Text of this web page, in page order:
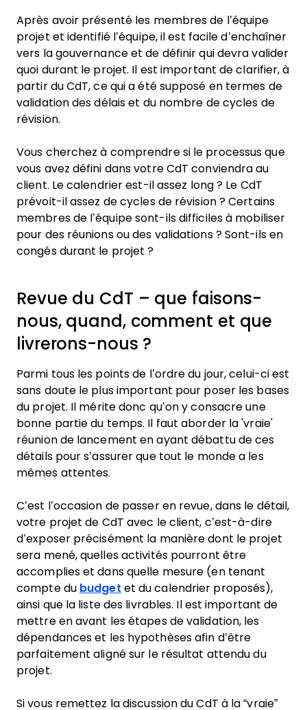
Après avoir présenté les membres de l’équipe
projet et identifié l’équipe, il est facile d’enchaîner
vers la gouvernance et de définir qui devra valider
quoi durant le projet. Il est important de clarifier, à
partir du CdT, ce qui a été supposé en termes de
validation des délais et du nombre de cycles de
révision.
Vous cherchez à comprendre si le processus que
vous avez défini dans votre CdT conviendra au
client. Le calendrier est-il assez long ? Le CdT
prévoit-il assez de cycles de révision ? Certains
membres de l’équipe sont-ils difficiles à mobiliser
pour des réunions ou des validations ? Sont-ils en
congés durant le projet ?
Revue du CdT – que faisons-
nous, quand, comment et que
livrerons-nous ?
Parmi tous les points de l’ordre du jour, celui-ci est
sans doute le plus important pour poser les bases
du projet. Il mérite donc qu’on y consacre une
bonne partie du temps. Il faut aborder la 'vraie'
réunion de lancement en ayant débattu de ces
détails pour s’assurer que tout le monde a les
mêmes attentes.
C’est l’occasion de passer en revue, dans le détail,
votre projet de CdT avec le client, c’est-à-dire
d’exposer précisément la manière dont le projet
sera mené, quelles activités pourront être
accomplies et dans quelle mesure (en tenant
compte du budget et du calendrier proposés),
ainsi que la liste des livrables. Il est important de
mettre en avant les étapes de validation, les
dépendances et les hypothèses afin d’être
parfaitement aligné sur le résultat attendu du
projet.
Si vous remettez la discussion du CdT à la “vraie”